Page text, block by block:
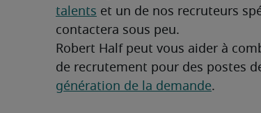
talents et un de nos recruteurs
contactera sous peu.
Robert Half peut vous aider à
de recrutement pour des postes
génération de la demande.